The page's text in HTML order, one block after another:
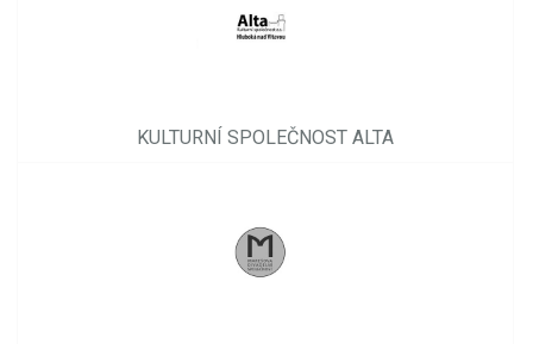
KULTURNÍ SPOLEČNOST ALTA